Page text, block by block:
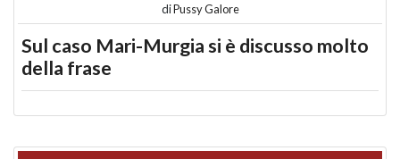
diPussy Galore
Sul caso Mari-Murgia si è discusso molto
della frase